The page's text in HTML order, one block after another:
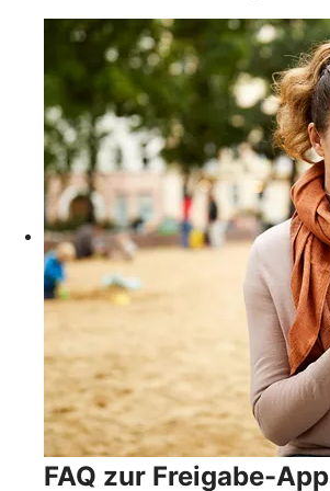
FAQ zur Freigabe-App